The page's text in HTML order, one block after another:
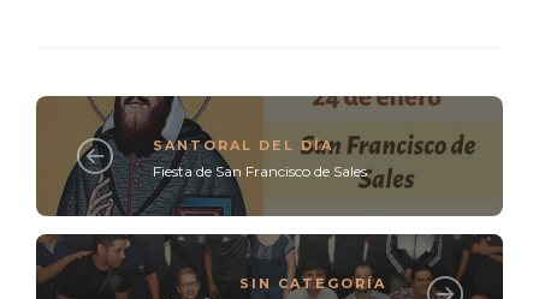
SANTORAL DEL DÍA
Fiesta de San Francisco de Sales
SIN CATEGORÍA